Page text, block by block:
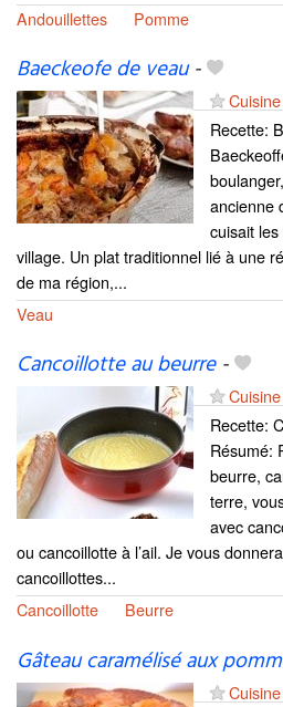
Andouillettes
Pomme
Baeckeofe de veau-
Recette:
ancienne
cuisait
village. Un plat traditionnel lié à une
de ma région,...
Veau
Cancoillotte au beurre-
Recette:
Résumé:
beurre,
terre,
avec
ou cancoillotte à l’ail. Je vous
cancoillottes...
Cancoillotte
Beurre
Gâteau caramélisé aux